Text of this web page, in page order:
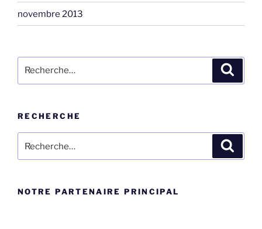
novembre 2013
RECHERCHE
NOTRE PARTENAIRE PRINCIPAL